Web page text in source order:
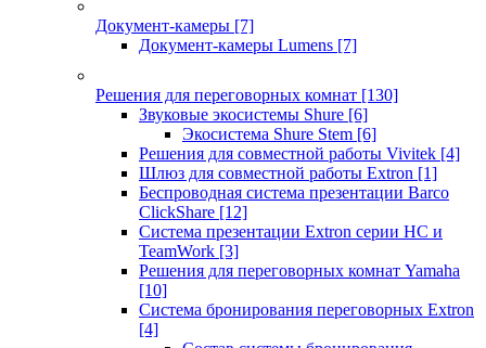
Документ-камеры [7]
Документ-камеры Lumens [7]
Решения для переговорных комнат [130]
Звуковые экосистемы Shure [6]
Экосистема Shure Stem [6]
Решения для совместной работы Vivitek [4]
Шлюз для совместной работы Extron [1]
Беспроводная система презентации Barco
ClickShare [12]
Система презентации Extron серии HC и
TeamWork [3]
Решения для переговорных комнат Yamaha
[10]
Система бронирования переговорных Extron
[4]